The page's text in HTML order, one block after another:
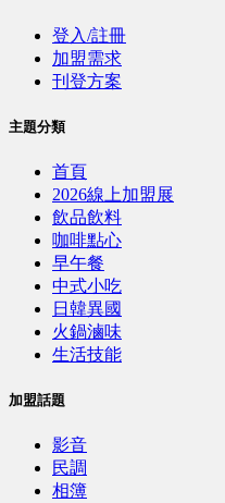
登入/註冊
加盟需求
刊登方案
主題分類
首頁
2026線上加盟展
飲品飲料
咖啡點心
早午餐
中式小吃
日韓異國
火鍋滷味
生活技能
加盟話題
影音
民調
相簿